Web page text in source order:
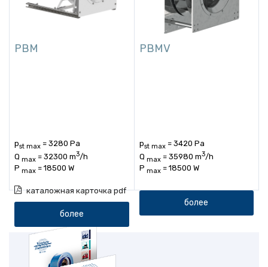
PBM
pst max = 3280 Pa
Q max = 32300 m3/h
P max = 18500 W
каталожная карточка pdf
более
PBMV
pst max= 3420 Pa
Q max= 35980 m3/h
P max= 18500 W
более